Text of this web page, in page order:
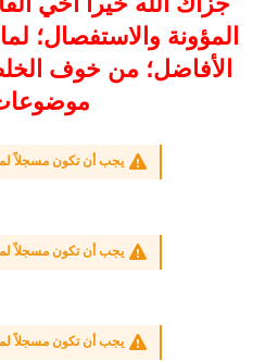
المؤونة والاستفصال؛
الأفاضل؛ من خوف
يجب أن تكون مسجلاً
يجب أن تكون مسجلاً
يجب أن تكون مسجلاً